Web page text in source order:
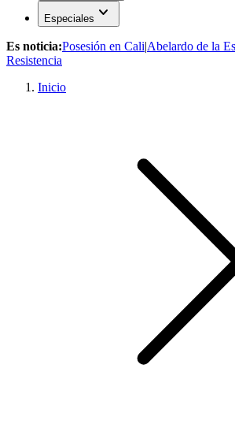
Especiales expand_more
Es noticia:Posesión en Cali|Abelardo de la
Resistencia
Inicio